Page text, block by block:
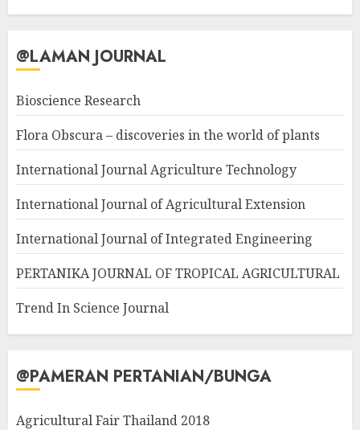
@LAMAN JOURNAL
Bioscience Research
Flora Obscura – discoveries in the world of plants
International Journal Agriculture Technology
International Journal of Agricultural Extension
International Journal of Integrated Engineering
PERTANIKA JOURNAL OF TROPICAL AGRICULTURAL
Trend In Science Journal
@PAMERAN PERTANIAN/BUNGA
Agricultural Fair Thailand 2018